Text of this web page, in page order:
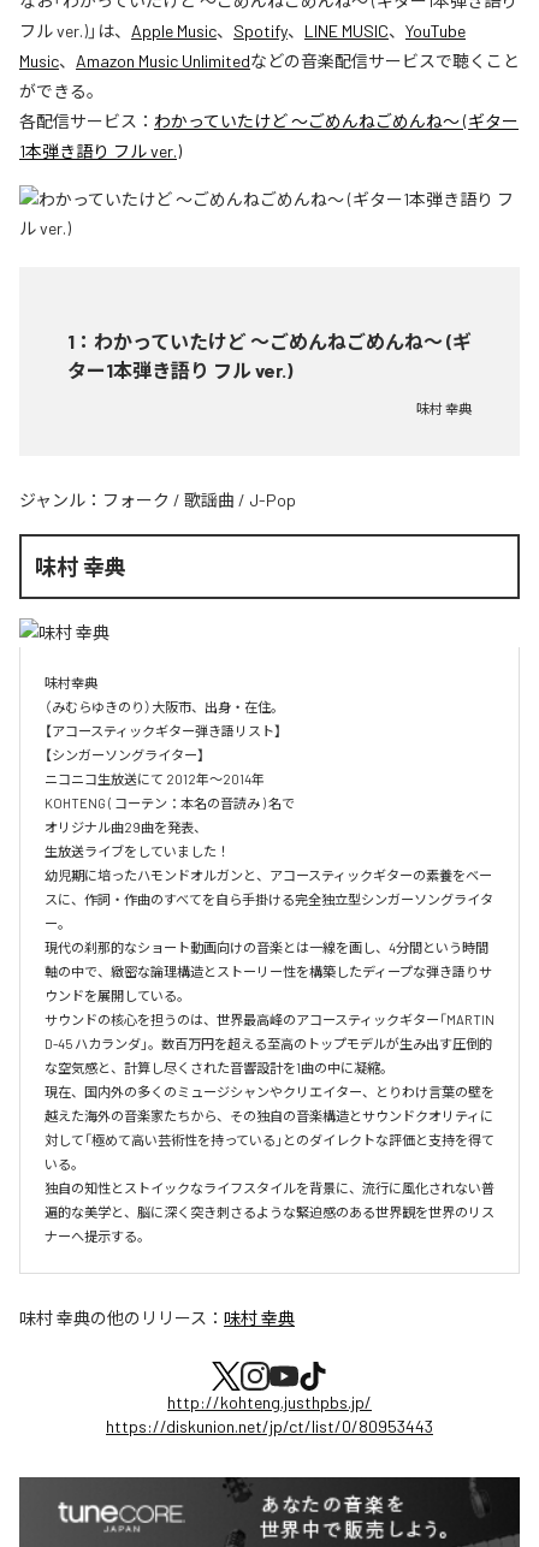
フル ver.)」は、 Apple Music、 Spotify、 LINE MUSIC、 YouTube
Music、 Amazon Music Unlimitedなどの音楽配信サービスで聴くこと
ができる。
各配信サービス： わかっていたけど ～ごめんねごめんね～ (ギター
1本弾き語り フル ver.)
1 ： わかっていたけど ～ごめんねごめんね～ (ギ
ター1本弾き語り フル ver.)
味村 幸典
ジャンル： フォーク / 歌謡曲 / J-Pop
味村 幸典
味村幸典
（みむらゆきのり）大阪市、出身・在住。
【アコースティックギター弾き語リスト】
【シンガーソングライター】
ニコニコ生放送にて 2012年～2014年
KOHTENG ( コーテン：本名の音読み ) 名で
オリジナル曲29曲を発表、
生放送ライブをしていました！
幼児期に培ったハモンドオルガンと、アコースティックギターの素養をベー
スに、作詞・作曲のすべてを自ら手掛ける完全独立型シンガーソングライタ
ー。
現代の刹那的なショート動画向けの音楽とは一線を画し、4分間という時間
軸の中で、緻密な論理構造とストーリー性を構築したディープな弾き語りサ
ウンドを展開している。
サウンドの核心を担うのは、世界最高峰のアコースティックギター「MARTIN
D-45 ハカランダ」。数百万円を超える至高のトップモデルが生み出す圧倒的
な空気感と、計算し尽くされた音響設計を1曲の中に凝縮。
現在、国内外の多くのミュージシャンやクリエイター、とりわけ言葉の壁を
越えた海外の音楽家たちから、その独自の音楽構造とサウンドクオリティに
対して「極めて高い芸術性を持っている」とのダイレクトな評価と支持を得て
いる。
独自の知性とストイックなライフスタイルを背景に、流行に風化されない普
遍的な美学と、脳に深く突き刺さるような緊迫感のある世界観を世界のリス
ナーへ提示する。
味村 幸典の他のリリース： 味村 幸典
http://kohteng.justhpbs.jp/
https://diskunion.net/jp/ct/list/0/80953443